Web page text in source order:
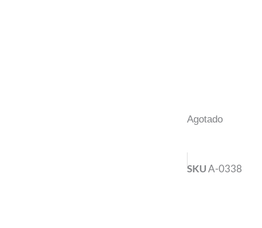
Agotado
SKUA-0338